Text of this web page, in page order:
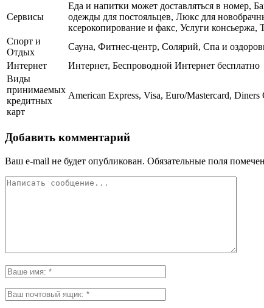
Сервисы
Еда и напитки может доставляться в номер,
одежды для постояльцев, Люкс для
ксерокопирование и факс, Услуги
Спорт и
Отдых
Сауна, Фитнес-центр, Солярий, Спа и
Интернет
Интернет, Беспроводной Интернет бесплатно
Виды
принимаемых
кредитных
карт
American Express, Visa, Euro/Mastercard, Diners
Добавить комментарий
Ваш e-mail не будет опубликован. Обязательные поля